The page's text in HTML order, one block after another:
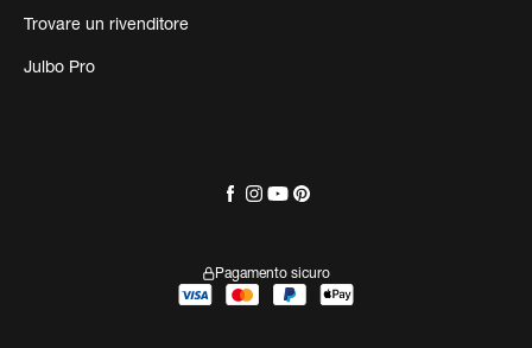
Trovare un rivenditore
Julbo Pro
Pagamento sicuro